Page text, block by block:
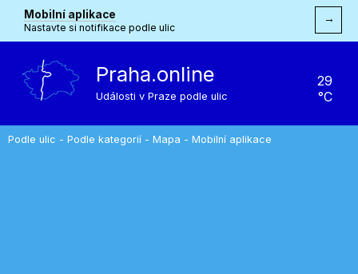
Mobilní aplikace
Nastavte si notifikace podle ulic
→
Praha.online
Události v Praze podle ulic
29
°C
Podle ulic - Podle kategorií - Mapa - Mobilní aplikace